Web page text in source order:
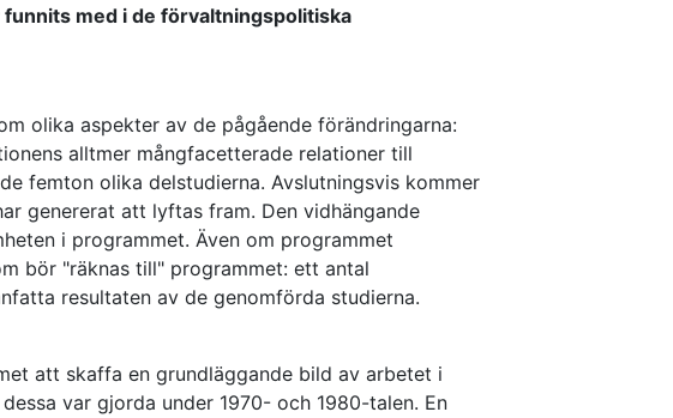
med i de förvaltningspolitiska
olika aspekter av de pågående förändringarna:
alltmer mångfacetterade relationer till
femton olika delstudierna. Avslutningsvis kommer
genererat att lyftas fram. Den vidhängande
i programmet. Även om programmet
bör "räknas till" programmet: ett antal
resultaten av de genomförda studierna.
att skaffa en grundläggande bild av arbetet i
var gjorda under 1970- och 1980-talen. En